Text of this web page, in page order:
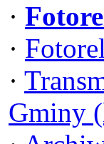
·
·
·
Gminy